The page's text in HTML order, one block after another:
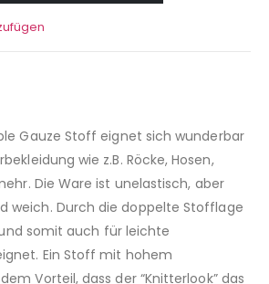
Gauze Stoff eignet sich wunderbar
wie z.B. Röcke, Hosen,
Die Ware ist unelastisch, aber
weich. Durch die doppelte Stofflage
somit auch für leichte
Ein Stoff mit hohem
Vorteil, dass der “Knitterlook” das